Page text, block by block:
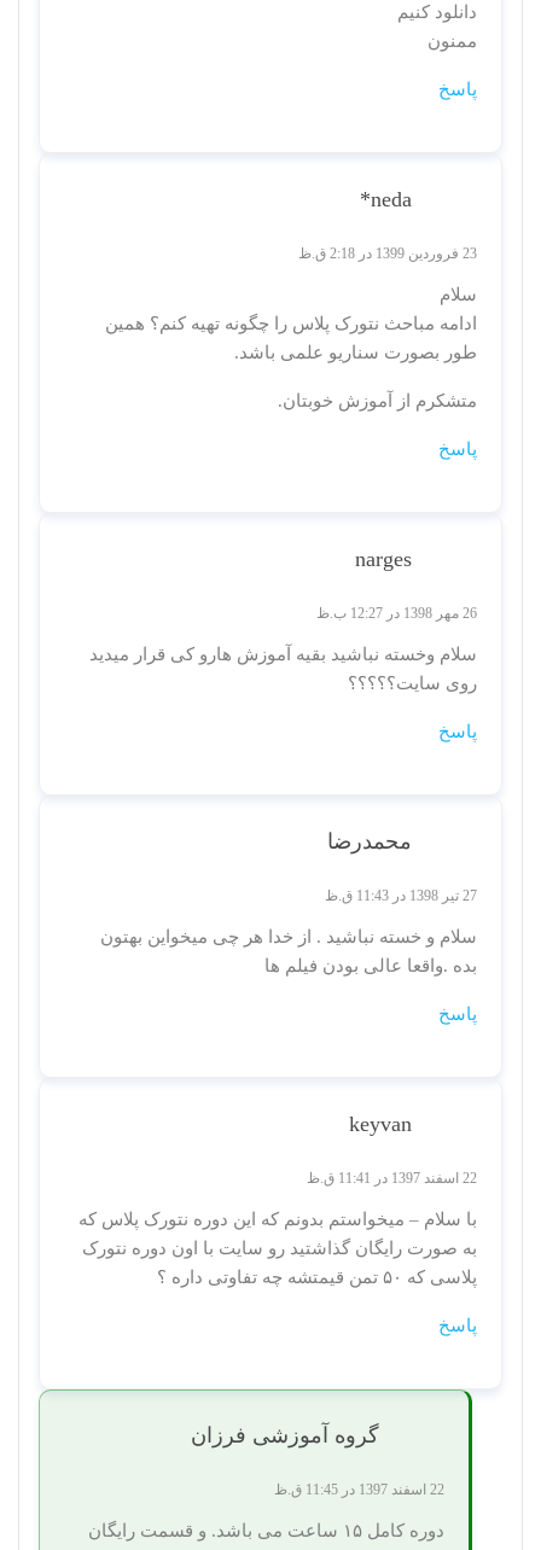
دانلود کنیم
ممنون
پاسخ
neda*
23 فروردین 1399 در 2:18 ق.ظ
سلام
ادامه مباحث نتورک پلاس را چگونه تهیه کنم؟ همین
طور بصورت سناریو علمی باشد.
متشکرم از آموزش خوبتان.
پاسخ
narges
26 مهر 1398 در 12:27 ب.ظ
سلام وخسته نباشید بقیه آموزش هارو کی قرار میدید
روی سایت؟؟؟؟؟
پاسخ
محمدرضا
27 تیر 1398 در 11:43 ق.ظ
سلام و خسته نباشید . از خدا هر چی میخواین بهتون
بده .واقعا عالی بودن فیلم ها
پاسخ
keyvan
22 اسفند 1397 در 11:41 ق.ظ
با سلام – میخواستم بدونم که این دوره نتورک پلاس که
به صورت رایگان گذاشتید رو سایت با اون دوره نتورک
پلاسی که ۵۰ تمن قیمتشه چه تفاوتی داره ؟
پاسخ
گروه آموزشی فرزان
22 اسفند 1397 در 11:45 ق.ظ
دوره کامل ۱۵ ساعت می باشد. و قسمت رایگان